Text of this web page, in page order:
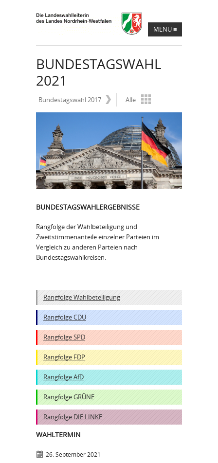
MENU≡
BUNDESTAGSWAHL
2021
Bundestagswahl 2017 Alle
BUNDESTAGSWAHLERGEBNISSE
Rangfolge der Wahlbeteiligung und
Zweitstimmenanteile einzelner Parteien im
Vergleich zu anderen Parteien nach
Bundestagswahlkreisen.
Rangfolge Wahlbeteiligung
Rangfolge CDU
Rangfolge SPD
Rangfolge FDP
Rangfolge AfD
Rangfolge GRÜNE
Rangfolge DIE LINKE
WAHLTERMIN
26. September 2021